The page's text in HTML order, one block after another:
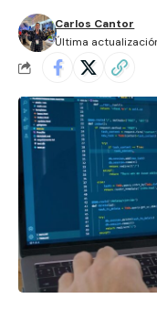
Última
Carlos Cantor